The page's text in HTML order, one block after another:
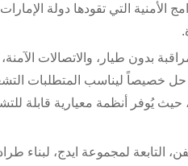
الأمنية التي تقودها دولة
بدون طيار، والاتصالات الآمنة،
حل خصيصاً ليناسب المتطلبات
يُوفر أنظمة معيارية قابلة
التابعة لمجموعة ايدج، لبناء